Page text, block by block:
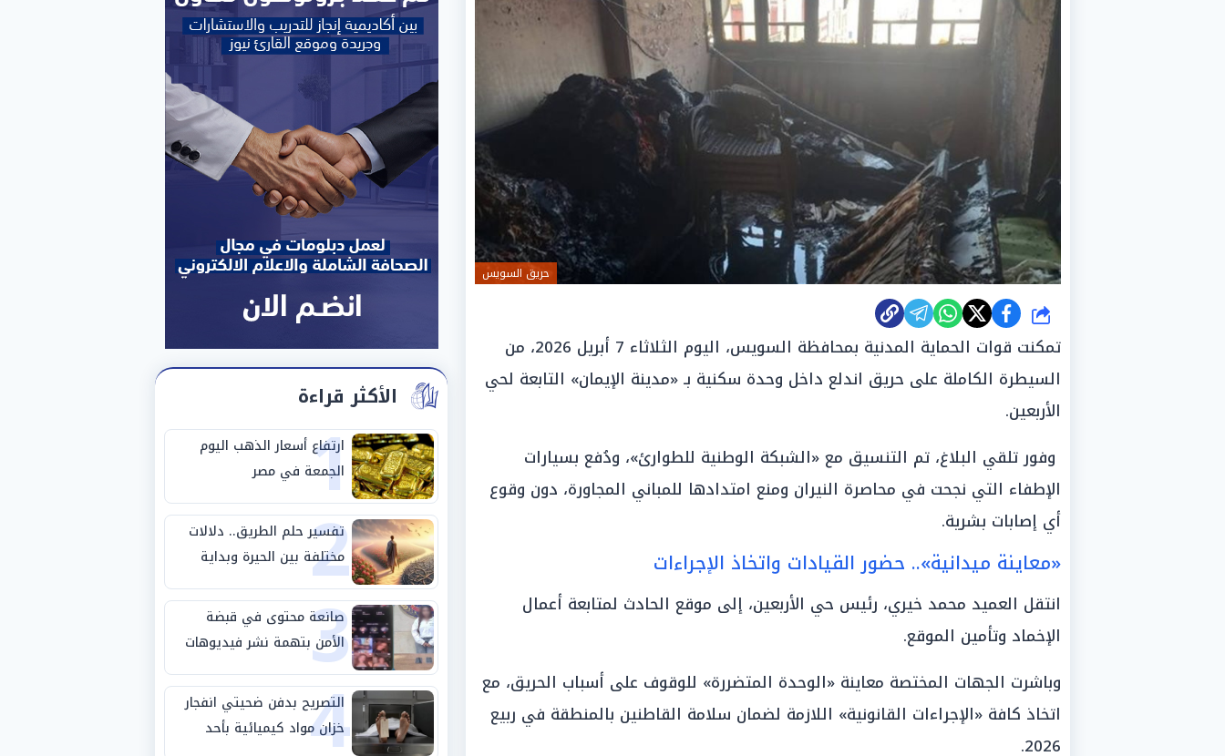
حريق السويس
شارك
تمكنت قوات الحماية المدنية بمحافظة السويس، اليوم الثلاثاء 7 أبريل 2026، من
السيطرة الكاملة على حريق اندلع داخل وحدة سكنية بـ «مدينة الإيمان» التابعة لحي
الأربعين.
وفور تلقي البلاغ، تم التنسيق مع «الشبكة الوطنية للطوارئ»، ودُفع بسيارات
الإطفاء التي نجحت في محاصرة النيران ومنع امتدادها للمباني المجاورة، دون وقوع
أي إصابات بشرية.
«معاينة ميدانية».. حضور القيادات واتخاذ الإجراءات
انتقل العميد محمد خيري، رئيس حي الأربعين، إلى موقع الحادث لمتابعة أعمال
الإخماد وتأمين الموقع.
وباشرت الجهات المختصة معاينة «الوحدة المتضررة» للوقوف على أسباب الحريق، مع
اتخاذ كافة «الإجراءات القانونية» اللازمة لضمان سلامة القاطنين بالمنطقة في ربيع
2026.
الأكثر قراءة
1
ارتفاع أسعار الذهب اليوم
الجمعة في مصر
2
تفسير حلم الطريق.. دلالات
مختلفة بين الحيرة وبداية
مرحلة جديدة
3
صانعة محتوى في قبضة
الأمن بتهمة نشر فيديوهات
خادشة للحياء
4
التصريح بدفن ضحيتي انفجار
خزان مواد كيميائية بأحد